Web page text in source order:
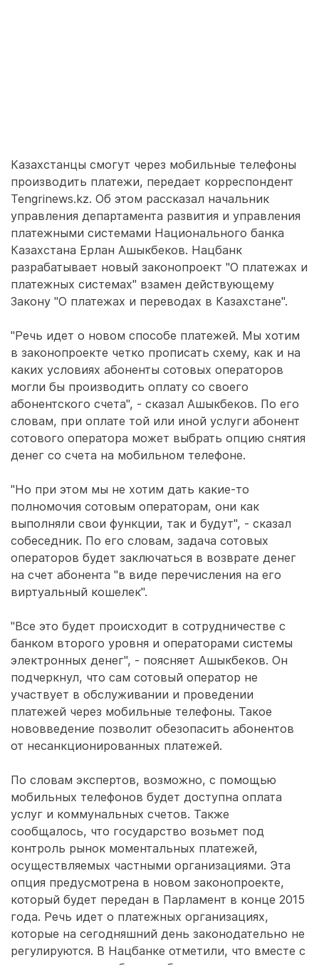
Казахстанцы смогут через мобильные телефоны
производить платежи, передает корреспондент
Tengrinews.kz. Об этом рассказал начальник
управления департамента развития и управления
платежными системами Национального банка
Казахстана Ерлан Ашыкбеков. Нацбанк
разрабатывает новый законопроект "О платежах и
платежных системах" взамен действующему
Закону "О платежах и переводах в Казахстане".
"Речь идет о новом способе платежей. Мы хотим
в законопроекте четко прописать схему, как и на
каких условиях абоненты сотовых операторов
могли бы производить оплату со своего
абонентского счета", - сказал Ашыкбеков. По его
словам, при оплате той или иной услуги абонент
сотового оператора может выбрать опцию снятия
денег со счета на мобильном телефоне.
"Но при этом мы не хотим дать какие-то
полномочия сотовым операторам, они как
выполняли свои функции, так и будут", - сказал
собеседник. По его словам, задача сотовых
операторов будет заключаться в возврате денег
на счет абонента "в виде перечисления на его
виртуальный кошелек".
"Все это будет происходит в сотрудничестве с
банком второго уровня и операторами системы
электронных денег", - поясняет Ашыкбеков. Он
подчеркнул, что сам сотовый оператор не
участвует в обслуживании и проведении
платежей через мобильные телефоны. Такое
нововведение позволит обезопасить абонентов
от несанкционированных платежей.
По словам экспертов, возможно, с помощью
мобильных телефонов будет доступна оплата
услуг и коммунальных счетов. Также
сообщалось, что государство возьмет под
контроль рынок моментальных платежей,
осуществляемых частными организациями. Эта
опция предусмотрена в новом законопроекте,
который будет передан в Парламент в конце 2015
года. Речь идет о платежных организациях,
которые на сегодняшний день законодательно не
регулируются. В Нацбанке отметили, что вместе с